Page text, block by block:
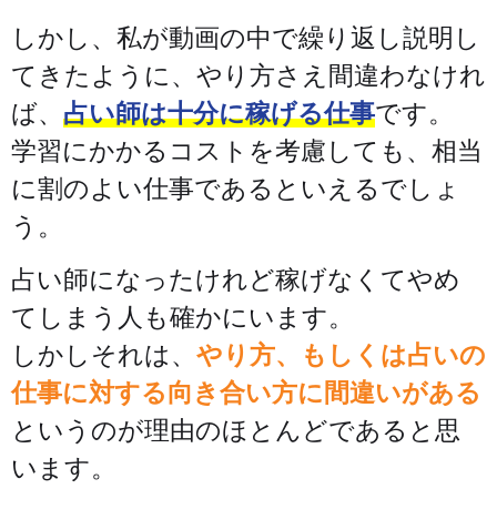
しかし、私が動画の中で繰り返し説明し
てきたように、やり方さえ間違わなけれ
ば、 占い師は十分に稼げる仕事です。
学習にかかるコストを考慮しても、相当
に割のよい仕事であるといえるでしょ
う。
占い師になったけれど稼げなくてやめ
てしまう人も確かにいます。
しかしそれは、 やり方、もしくは占いの
仕事に対する向き合い方に間違いがある
というのが理由のほとんどであると思
います。